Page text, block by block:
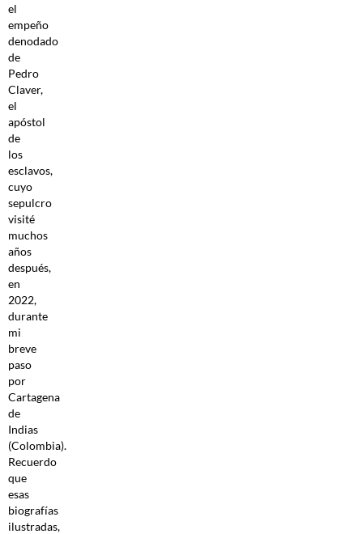
el
empeño
denodado
de
Pedro
Claver,
el
apóstol
de
los
esclavos,
cuyo
sepulcro
visité
muchos
años
después,
en
2022,
durante
mi
breve
paso
por
Cartagena
de
Indias
(Colombia).
Recuerdo
que
esas
biografías
ilustradas,